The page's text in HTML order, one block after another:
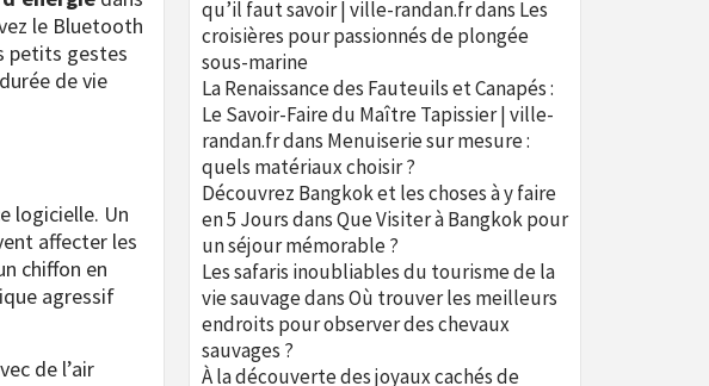
le Bluetooth
petits gestes
de vie
logicielle. Un
affecter les
chiffon en
agressif
de l’air
qu’il faut savoir | ville-randan.frdans Les
croisières pour passionnés de plongée
sous-marine
La Renaissance des Fauteuils et Canapés :
Le Savoir-Faire du Maître Tapissier | ville-
randan.frdans Menuiserie sur mesure :
quels matériaux choisir ?
Découvrez Bangkok et les choses à y faire
en 5 JoursdansQue Visiter à Bangkok pour
un séjour mémorable ?
Les safaris inoubliables du tourisme de la
vie sauvagedansOù trouver les meilleurs
endroits pour observer des chevaux
sauvages ?
À la découverte des joyaux cachés de